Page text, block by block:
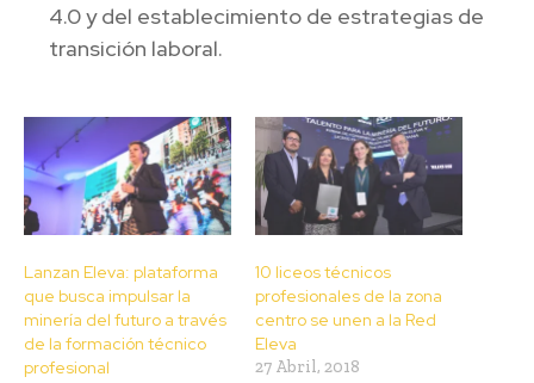
4.0 y del establecimiento de estrategias de
transición laboral.
Lanzan Eleva: plataforma
que busca impulsar la
minería del futuro a través
de la formación técnico
profesional
10 liceos técnicos
profesionales de la zona
centro se unen a la Red
Eleva
27 Abril, 2018